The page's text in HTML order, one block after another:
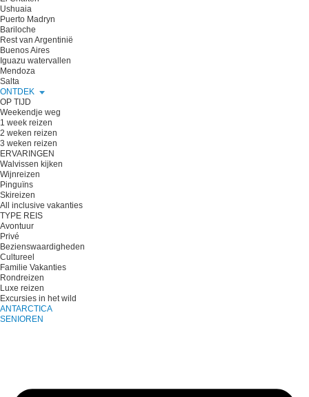
Ushuaia
Puerto Madryn
Bariloche
Rest van Argentinië
Buenos Aires
Iguazu watervallen
Mendoza
Salta
ONTDEK
OP TIJD
Weekendje weg
1 week reizen
2 weken reizen
3 weken reizen
ERVARINGEN
Walvissen kijken
Wijnreizen
Pinguïns
Skireizen
All inclusive vakanties
TYPE REIS
Avontuur
Privé
Bezienswaardigheden
Cultureel
Familie Vakanties
Rondreizen
Luxe reizen
Excursies in het wild
ANTARCTICA
SENIOREN